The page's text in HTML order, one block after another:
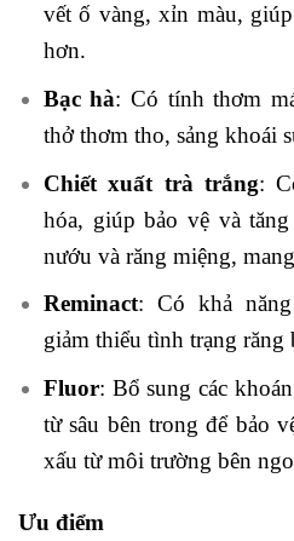
vết ố vàng, xỉn màu,
hơn.
Bạc hà: Có tính thơm
thở thơm tho, sảng khoái
Chiết xuất trà trắng:
hóa, giúp bảo vệ và
nướu và răng miệng,
Reminact: Có khả
giảm thiểu tình trạng răng
Fluor: Bổ sung các
từ sâu bên trong để bảo
xấu từ môi trường bên
Ưu điểm